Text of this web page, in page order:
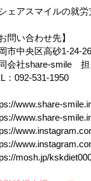
ェアスマイルの就労
お問い合わせ先】
市中央区高砂1-24-
会社share-smile　
：092-531-1950
www.share-
www.share-
mosh.jp/